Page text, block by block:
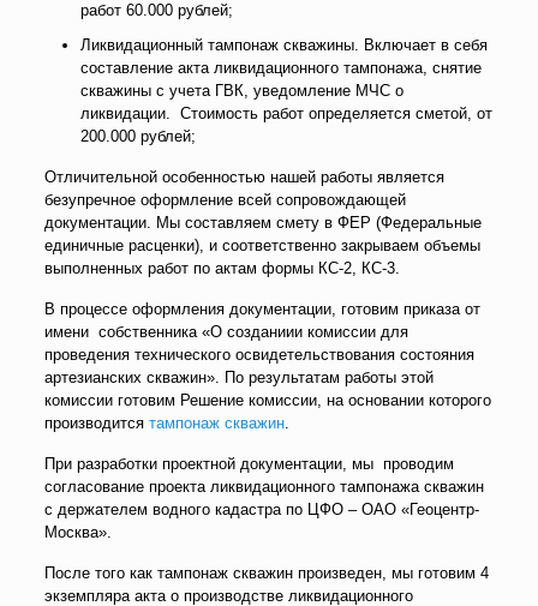
работ 60.000 рублей;
Ликвидационный тампонаж скважины. Включает в себя
составление акта ликвидационного тампонажа, снятие
скважины с учета ГВК, уведомление МЧС о
ликвидации. Стоимость работ определяется сметой, от
200.000 рублей;
Отличительной особенностью нашей работы является
безупречное оформление всей сопровождающей
документации. Мы составляем смету в ФЕР (Федеральные
единичные расценки), и соответственно закрываем объемы
выполненных работ по актам формы КС-2, КС-3.
В процессе оформления документации, готовим приказа от
имени собственника «О созданиии комиссии для
проведения технического освидетельствования состояния
артезианских скважин». По результатам работы этой
комиссии готовим Решение комиссии, на основании которого
производится тампонаж скважин.
При разработки проектной документации, мы проводим
согласование проекта ликвидационного тампонажа скважин
с держателем водного кадастра по ЦФО – ОАО «Геоцентр-
Москва».
После того как тампонаж скважин произведен, мы готовим 4
экземпляра акта о производстве ликвидационного